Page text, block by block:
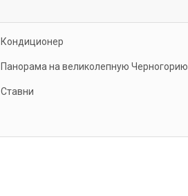
Кондиционер
Панорама на великолепную Черногорию
Ставни